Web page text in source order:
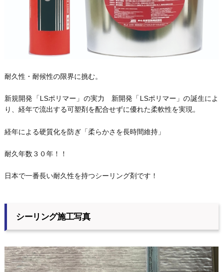
耐久性・耐候性の限界に挑む。
新規開発「LSポリマー」の実力 新開発「LSポリマー」の誕生によ
り、経年で流出する可塑剤を配合せずに優れた柔軟性を実現。
経年による硬質化を防ぎ「柔らかさを長時間維持」
耐久年数３０年！！
日本で一番長い耐久性を持つシーリング剤です！
シーリング施工写真